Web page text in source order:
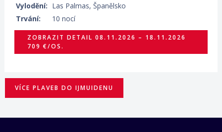
Vylodění: Las Palmas, Španělsko
Trvání:
10 nocí
ZOBRAZIT DETAIL 08.11.2026 – 18.11.2026
709 €/OS.
VÍCE PLAVEB DO IJMUIDENU